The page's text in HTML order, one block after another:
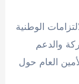
من القمة هي: 1) الالتزامات الوطنية
من المشاركة والدعم
رؤية من الأمين العام حول